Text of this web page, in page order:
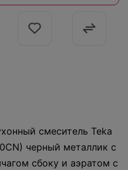
смеситель Teka
черный металлик с
сбоку и аэратом с